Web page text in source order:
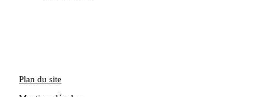
Plan du site